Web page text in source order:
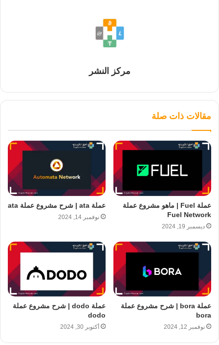
مركز النشر
مقالات ذات صلة
عملة Fuel | ماهو مشروع عملة
Fuel Network
ديسمبر 19, 2024
عملة ata | شرح مشروع عملة ata
نوفمبر 14, 2024
عملة bora | شرح مشروع عملة
bora
نوفمبر 12, 2024
عملة dodo | شرح مشروع عملة
dodo
أكتوبر 30, 2024